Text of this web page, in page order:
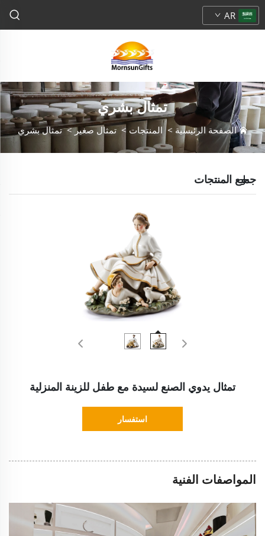
AR
تمثال بشري
الصفحة الرئيسية > المنتجات >تمثال صغير>تمثال بشري
جميع المنتجات
تمثال يدوي الصنع لسيدة مع طفل للزينة المنزلية
استفسار
المواصفات الفنية